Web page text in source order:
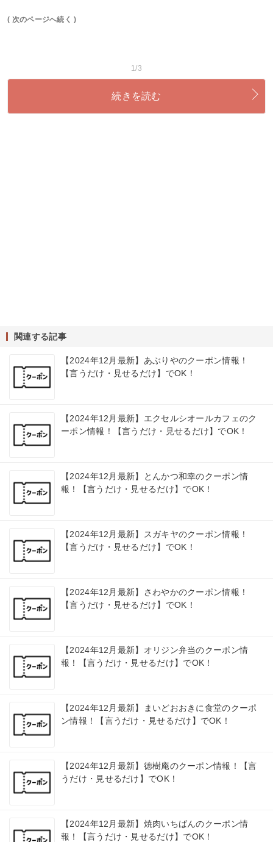
( 次のページへ続く )
1/3
続きを読む
関連する記事
【2024年12月最新】あぶりやのクーポン情報！
【言うだけ・見せるだけ】でOK！
【2024年12月最新】エクセルシオールカフェのク
ーポン情報！【言うだけ・見せるだけ】でOK！
【2024年12月最新】とんかつ和幸のクーポン情
報！【言うだけ・見せるだけ】でOK！
【2024年12月最新】スガキヤのクーポン情報！
【言うだけ・見せるだけ】でOK！
【2024年12月最新】さわやかのクーポン情報！
【言うだけ・見せるだけ】でOK！
【2024年12月最新】オリジン弁当のクーポン情
報！【言うだけ・見せるだけ】でOK！
【2024年12月最新】まいどおおきに食堂のクーポ
ン情報！【言うだけ・見せるだけ】でOK！
【2024年12月最新】徳樹庵のクーポン情報！【言
うだけ・見せるだけ】でOK！
【2024年12月最新】焼肉いちばんのクーポン情
報！【言うだけ・見せるだけ】でOK！